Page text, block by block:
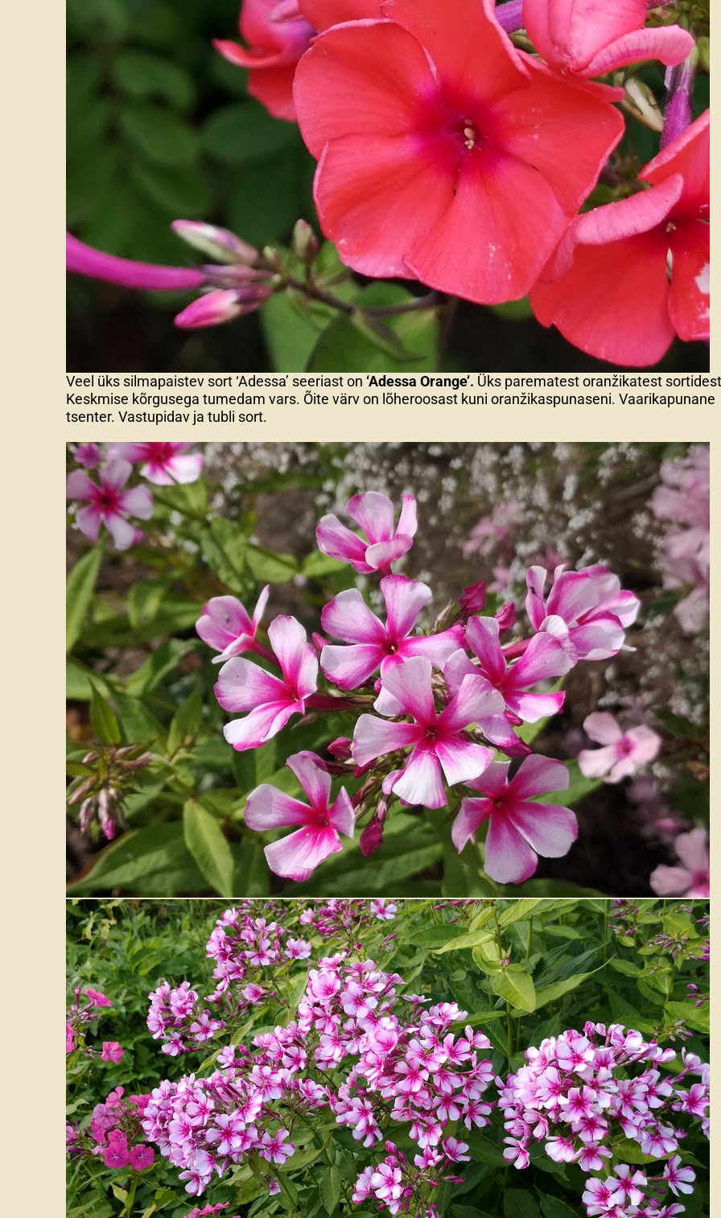
Veel üks silmapaistev sort ‘Adessa’ seeriast on ‘Adessa Orange’. Üks parematest oranžikatest
Keskmise kõrgusega tumedam vars. Õite värv on lõheroosast kuni oranžikaspunaseni. Vaarikapunane
tsenter. Vastupidav ja tubli sort.